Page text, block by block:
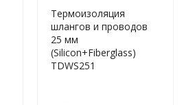
Термоизоляция
шлангов и проводов
25 мм
(Silicon+Fiberglass)
TDWS251